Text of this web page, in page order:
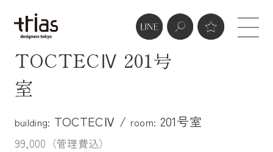
TOCTECⅣ 201号
室
building: TOCTECⅣ / room: 201号室
99,000（管理費込）